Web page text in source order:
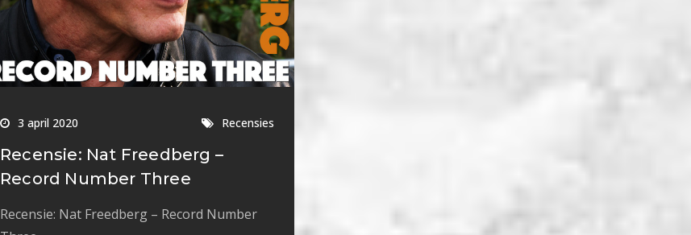
3 april 2020 Recensies
Recensie: Nat Freedberg –
Record Number Three
Recensie: Nat Freedberg – Record Number